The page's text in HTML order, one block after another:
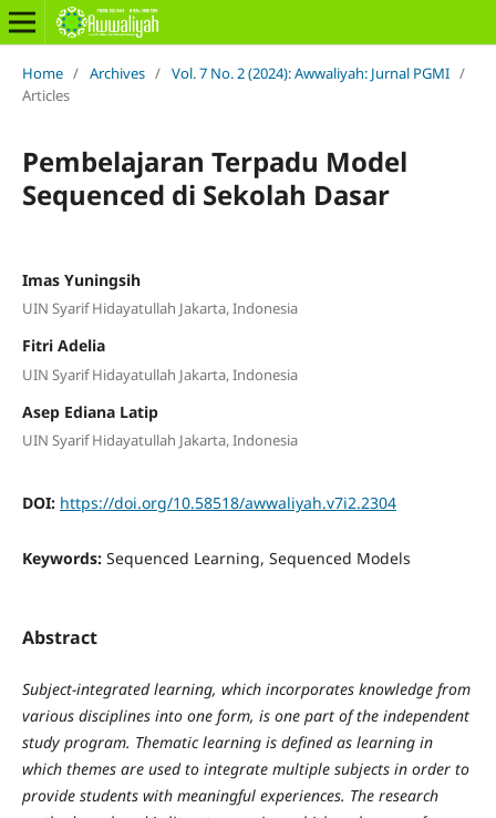
Home / Archives / Vol. 7 No. 2 (2024): Awwaliyah: Jurnal PGMI /
Articles
Pembelajaran Terpadu Model
Sequenced di Sekolah Dasar
Imas Yuningsih
UIN Syarif Hidayatullah Jakarta, Indonesia
Fitri Adelia
UIN Syarif Hidayatullah Jakarta, Indonesia
Asep Ediana Latip
UIN Syarif Hidayatullah Jakarta, Indonesia
DOI: https://doi.org/10.58518/awwaliyah.v7i2.2304
Keywords: Sequenced Learning, Sequenced Models
Abstract
Subject-integrated learning, which incorporates knowledge from
various disciplines into one form, is one part of the independent
study program. Thematic learning is defined as learning in
which themes are used to integrate multiple subjects in order to
provide students with meaningful experiences. The research